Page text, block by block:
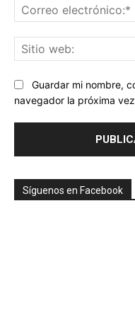
Guardar mi nombre,
navegador la próxima
Síguenos en Facebook